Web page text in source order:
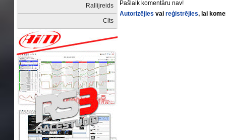
Rallijreids
Cits
Pašlaik komentāru nav!
Autorizējies vaireģistrējies, lai